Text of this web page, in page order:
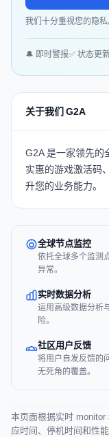
我们十分重视您的隐私
🔔 即时警报✅ 状态更
关于我们 G2A
G2A 是一家领先的
实惠的游戏激活码
升您的业务能力。
全球节点监控
依托全球多个监测
异常。
实时数据分析
运用高级数据分析
险。
社区用户反馈
将用户自发反馈的
无死角的覆盖。
本页面根据实时
应时间、停机时间和性